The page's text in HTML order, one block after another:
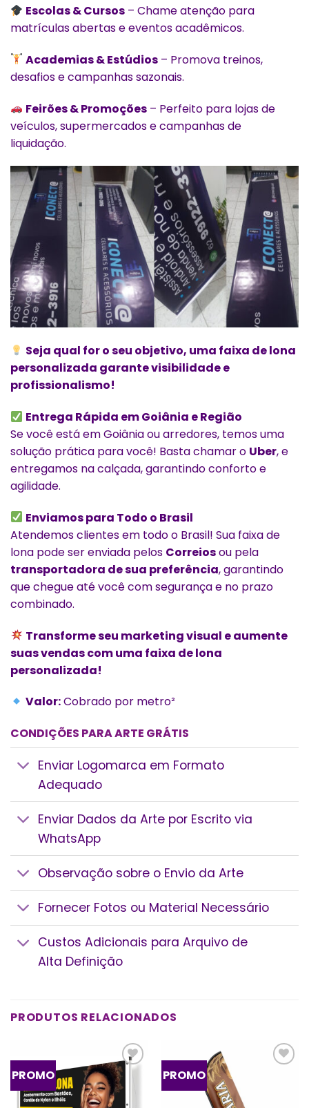
Escolas & Cursos – Chame atenção para
matrículas abertas e eventos acadêmicos.
Academias & Estúdios – Promova treinos,
desafios e campanhas sazonais.
Feirões & Promoções – Perfeito para lojas de
veículos, supermercados e campanhas de
liquidação.
Seja qual for o seu objetivo, uma faixa de lona
personalizada garante visibilidade e
profissionalismo!
Entrega Rápida em Goiânia e Região
Se você está em Goiânia ou arredores, temos uma
solução prática para você! Basta chamar o Uber, e
entregamos na calçada, garantindo conforto e
agilidade.
Enviamos para Todo o Brasil
Atendemos clientes em todo o Brasil! Sua faixa de
lona pode ser enviada pelos Correiosou pela
transportadora de sua preferência, garantindo
que chegue até você com segurança e no prazo
combinado.
Transforme seu marketing visual e aumente
suas vendas com uma faixa de lona
personalizada!
Valor:Cobrado por metro²
CONDIÇÕES PARA ARTE GRÁTIS
Enviar Logomarca em Formato
Adequado
Enviar Dados da Arte por Escrito via
WhatsApp
Observação sobre o Envio da Arte
Fornecer Fotos ou Material Necessário
Custos Adicionais para Arquivo de
Alta Definição
PRODUTOS RELACIONADOS
PROMO
Add a
lista de
desejos
PROMO